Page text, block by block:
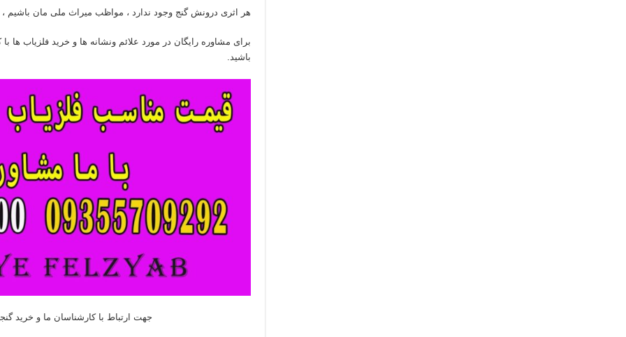
هر اثری درونش گنج وجود ندارد ، مواظب میراث ملی مان باشیم ،
برای مشاوره رایگان در مورد علائم ونشانه ها و خرید فلزیاب ها
باشید.
جهت ارتباط با کارشناسان ما و خرید